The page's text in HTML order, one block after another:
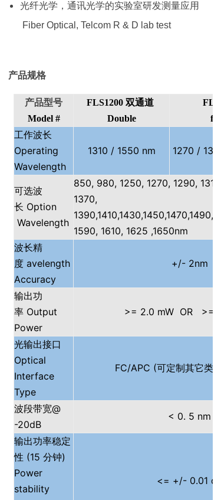
光纤光学，通讯光学的实验室研发测量应用
Fiber Optical, Telcom R & D lab test
产品规格
产品型号
Model #
FLS1200 双通道
Double
工作波长
Operating
Wavelength
1310 / 1550 nm 1270 /
可选波
长 Option
Wavelength
850, 980, 1250, 1270, 1290,
1370,
1590, 1610, 1625 ,1650nm
波长精
度 avelength
Accuracy
+/- 2nm
输出功
率 Output
Power
>= 2.0 mW OR >=
光输出接口
Optical
Interface
Type
FC/APC (可定制其它类
波段带宽@
-20dB
< 0. 5 nm
输出功率稳定
性 (15 分钟)
Power
stability
<= +/- 0.01 dB